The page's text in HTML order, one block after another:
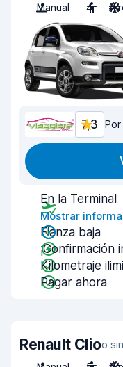
Manual
4
7,3
En la Terminal
Mostrar
Fianza baja
¡Confirmación
Kilometraje
Pagar ahora
Renault Clioo